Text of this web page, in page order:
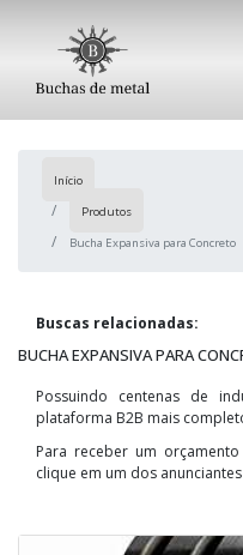
Início
Produtos
Bucha Expansiva para Concreto
Buscas relacionadas:
BUCHA EXPANSIVA PARA
Possuindo centenas de
plataforma B2B mais
Para receber um
clique em um dos